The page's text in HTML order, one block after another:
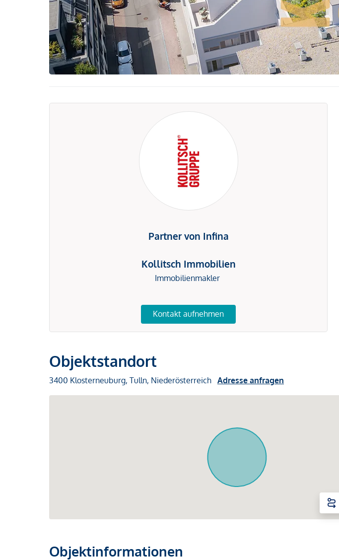
Partner von Infina
Kollitsch Immobilien
Immobilienmakler
Kontakt aufnehmen
Objektstandort
3400 Klosterneuburg, Tulln, Niederösterreich Adresse anfragen
Objektinformationen